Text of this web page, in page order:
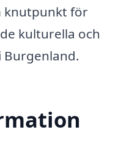
knutpunkt för
kulturella och